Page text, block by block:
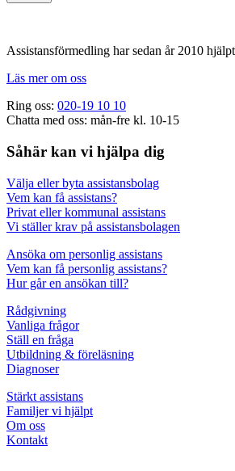
Assistansförmedling har sedan år 2010
Läs mer om oss
Ring oss: 020-19 10 10
Chatta med oss: mån-fre kl. 10-15
Såhär kan vi hjälpa dig
Välja eller byta assistansbolag
Vem kan få assistans?
Privat eller kommunal assistans
Vi ställer krav på assistansbolagen
Ansöka om personlig assistans
Vem kan få personlig assistans?
Hur går en ansökan till?
Rådgivning
Vanliga frågor
Ställ en fråga
Utbildning & föreläsning
Diagnoser
Stärkt assistans
Familjer vi hjälpt
Om oss
Kontakt